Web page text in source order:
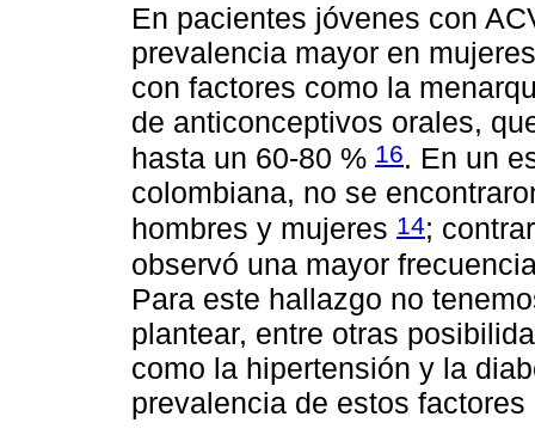
En pacientes jóvenes con
prevalencia mayor en
con factores como la
de anticonceptivos orales,
hasta un 60-80 % 16. En un
colombiana, no se
hombres y mujeres 14;
observó una mayor
Para este hallazgo no
plantear, entre otras
como la hipertensión y la
prevalencia de estos